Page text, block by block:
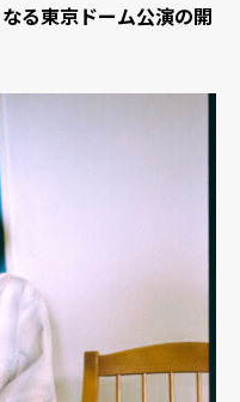
る東京ドーム公演の開